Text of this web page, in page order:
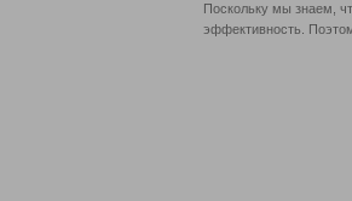
Поскольку мы знаем,
эффективность.